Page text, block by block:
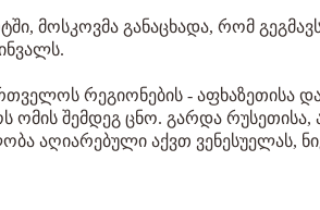
მოსკოვმა განაცხადა, რომ
რეგიონების - აფხაზეთისა
ომის შემდეგ ცნო. გარდა რუსეთისა,
აღიარებული აქვთ ვენესუელას,